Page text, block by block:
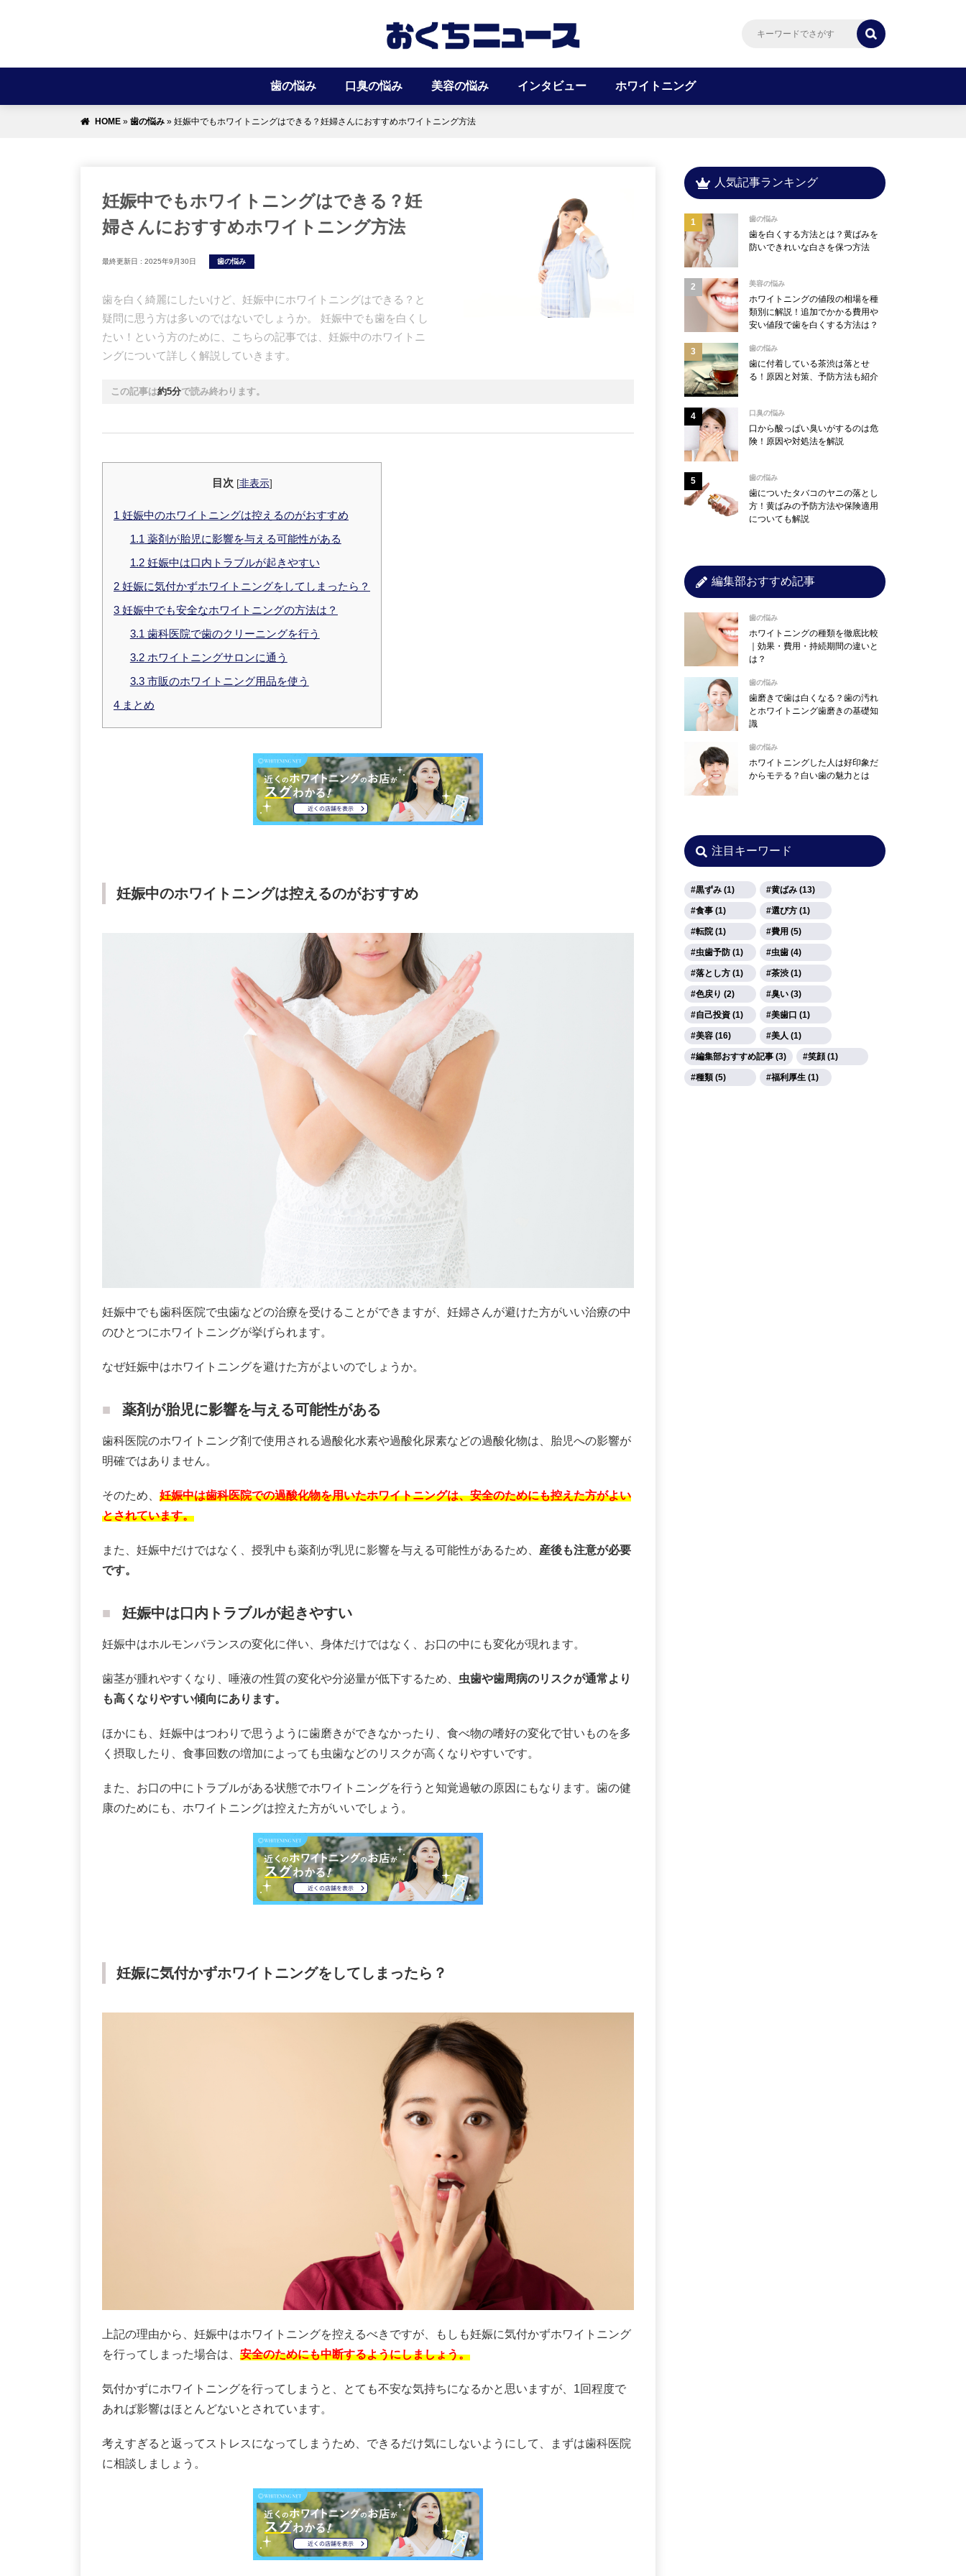
歯の悩み 口臭の悩み 美容の悩み インタビュー ホワイトニング
HOME » 歯の悩み » 妊娠中でもホワイトニングはできる？妊婦さんにおすすめホワイトニング方法
妊娠中でもホワイトニングはできる？妊
婦さんにおすすめホワイトニング方法
最終更新日 : 2025年9月30日 歯の悩み
歯を白く綺麗にしたいけど、妊娠中にホワイトニングはできる？と
疑問に思う方は多いのではないでしょうか。 妊娠中でも歯を白くし
たい！という方のために、こちらの記事では、妊娠中のホワイトニ
ングについて詳しく解説していきます。
この記事は約5分で読み終わります。
目次 [非表示]
1 妊娠中のホワイトニングは控えるのがおすすめ
1.1 薬剤が胎児に影響を与える可能性がある
1.2妊娠中は口内トラブルが起きやすい
2 妊娠に気付かずホワイトニングをしてしまったら？
3 妊娠中でも安全なホワイトニングの方法は？
3.1 歯科医院で歯のクリーニングを行う
3.2ホワイトニングサロンに通う
3.3市販のホワイトニング用品を使う
4 まとめ
妊娠中のホワイトニングは控えるのがおすすめ
妊娠中でも歯科医院で虫歯などの治療を受けることができますが、妊婦さんが避けた方がいい治療の中
のひとつにホワイトニングが挙げられます。
なぜ妊娠中はホワイトニングを避けた方がよいのでしょうか。
薬剤が胎児に影響を与える可能性がある
歯科医院のホワイトニング剤で使用される過酸化水素や過酸化尿素などの過酸化物は、胎児への影響が
明確ではありません。
そのため、 妊娠中は歯科医院での過酸化物を用いたホワイトニングは、安全のためにも控えた方がよい
とされています。
また、妊娠中だけではなく、授乳中も薬剤が乳児に影響を与える可能性があるため、 産後も注意が必要
です。
妊娠中は口内トラブルが起きやすい
妊娠中はホルモンバランスの変化に伴い、身体だけではなく、お口の中にも変化が現れます。
歯茎が腫れやすくなり、唾液の性質の変化や分泌量が低下するため、 虫歯や歯周病のリスクが通常より
も高くなりやすい傾向にあります。
ほかにも、妊娠中はつわりで思うように歯磨きができなかったり、食べ物の嗜好の変化で甘いものを多
く摂取したり、食事回数の増加によっても虫歯などのリスクが高くなりやすいです。
また、お口の中にトラブルがある状態でホワイトニングを行うと知覚過敏の原因にもなります。歯の健
康のためにも、ホワイトニングは控えた方がいいでしょう。
妊娠に気付かずホワイトニングをしてしまったら？
上記の理由から、妊娠中はホワイトニングを控えるべきですが、もしも妊娠に気付かずホワイトニング
を行ってしまった場合は、 安全のためにも中断するようにしましょう。
気付かずにホワイトニングを行ってしまうと、とても不安な気持ちになるかと思いますが、1回程度で
あれば影響はほとんどないとされています。
考えすぎると返ってストレスになってしまうため、できるだけ気にしないようにして、まずは歯科医院
に相談しましょう。
人気記事ランキング
歯の悩み
歯を白くする方法とは？黄ばみを
防いできれいな白さを保つ方法
美容の悩み
ホワイトニングの値段の相場を種
類別に解説！追加でかかる費用や
安い値段で歯を白くする方法は？
歯の悩み
歯に付着している茶渋は落とせ
る！原因と対策、予防方法も紹介
口臭の悩み
口から酸っぱい臭いがするのは危
険！原因や対処法を解説
歯の悩み
歯についたタバコのヤニの落とし
方！黄ばみの予防方法や保険適用
についても解説
編集部おすすめ記事
歯の悩み
ホワイトニングの種類を徹底比較
｜効果・費用・持続期間の違いと
は？
歯の悩み
歯磨きで歯は白くなる？歯の汚れ
とホワイトニング歯磨きの基礎知
識
歯の悩み
ホワイトニングした人は好印象だ
からモテる？白い歯の魅力とは
注目キーワード
黒ずみ (1) 黄ばみ (13)
食事 (1) 選び方 (1)
転院 (1) 費用 (5)
虫歯予防 (1) 虫歯 (4)
落とし方 (1) 茶渋 (1)
色戻り (2) 臭い (3)
自己投資 (1) 美歯口 (1)
美容 (16) 美人 (1)
編集部おすすめ記事 (3) 笑顔 (1)
種類 (5) 福利厚生 (1)